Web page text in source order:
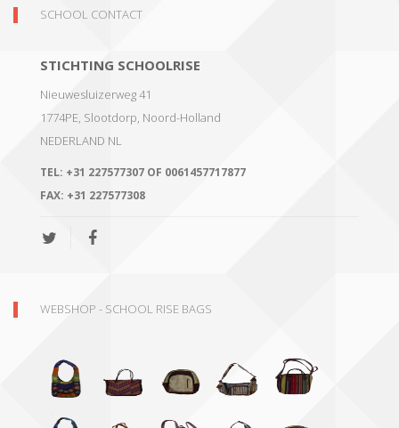
SCHOOL CONTACT
STICHTING SCHOOLRISE
Nieuwesluizerweg 41
1774PE, Slootdorp, Noord-Holland
NEDERLAND NL
TEL: +31 227577307 OF 0061457717877
FAX: +31 227577308
WEBSHOP - SCHOOL RISE BAGS